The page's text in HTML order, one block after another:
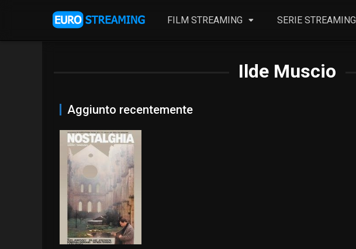
FILM STREAMING SERIE STREAMING
Ilde Muscio
Aggiunto recentemente